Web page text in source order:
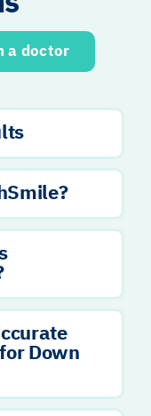
a doctor
Down